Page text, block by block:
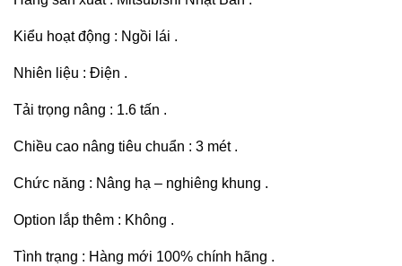
Kiểu hoạt động : Ngồi lái .
Nhiên liệu : Điện .
Tải trọng nâng : 1.6 tấn .
Chiều cao nâng tiêu chuẩn : 3 mét .
Chức năng : Nâng hạ – nghiêng khung .
Option lắp thêm : Không .
Tình trạng : Hàng mới 100% chính hãng .